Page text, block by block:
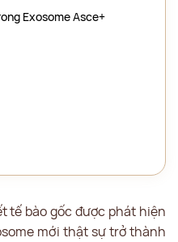
Exosome Asce+
tế bào gốc được phát hiện
mới thật sự trở thành